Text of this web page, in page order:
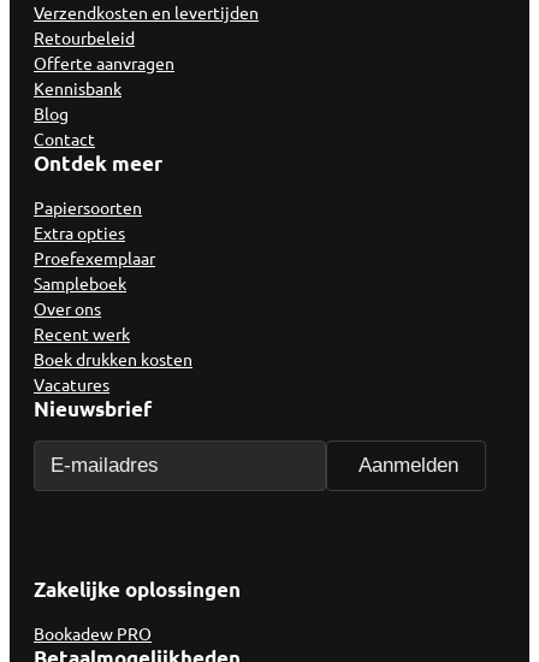
Verzendkosten en levertijden
Retourbeleid
Offerte aanvragen
Kennisbank
Blog
Contact
Ontdek meer
Papiersoorten
Extra opties
Proefexemplaar
Sampleboek
Over ons
Recent werk
Boek drukken kosten
Vacatures
Nieuwsbrief
Zakelijke oplossingen
Bookadew PRO